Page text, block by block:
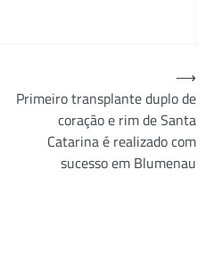
Primeiro transplante duplo de
coração e rim de Santa
Catarina é realizado com
sucesso em Blumenau
⟶